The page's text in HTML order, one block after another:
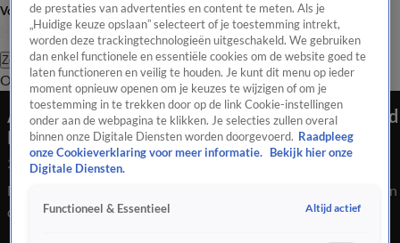
Volg Hart van Nederland
Zoeken
OverzichtRegioUitzendingenWeerTip de redactiePanelVideo's
Acht woningen onbewoonbaar na grote flatbrand
Rotterdam
25 juli 2020, 06:08
Meerdere bewoners van een portiekflat aan de Gerdesiaweg in
de Rotterdamse wijk Kralingen moeten de nacht elders
de prestaties van advertenties en content te meten. Als je
„Huidige keuze opslaan” selecteert of je toestemming intrekt,
worden deze trackingtechnologieën uitgeschakeld. We gebruiken
dan enkel functionele en essentiële cookies om de website goed te
laten functioneren en veilig te houden. Je kunt dit menu op ieder
moment opnieuw openen om je keuzes te wijzigen of om je
toestemming in te trekken door op de link Cookie-instellingen
onder aan de webpagina te klikken. Je selecties zullen overal
binnen onze Digitale Diensten worden doorgevoerd. Raadpleeg
onze Cookieverklaring voor meer informatie.
Bekijk hier onze
Digitale Diensten.
Functioneel & Essentieel Altijd actief